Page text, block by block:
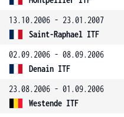
13.10.2006 - 23.01.2007
Saint-Raphael ITF
02.09.2006 - 08.09.2006
Denain ITF
23.08.2006 - 01.09.2006
Westende ITF